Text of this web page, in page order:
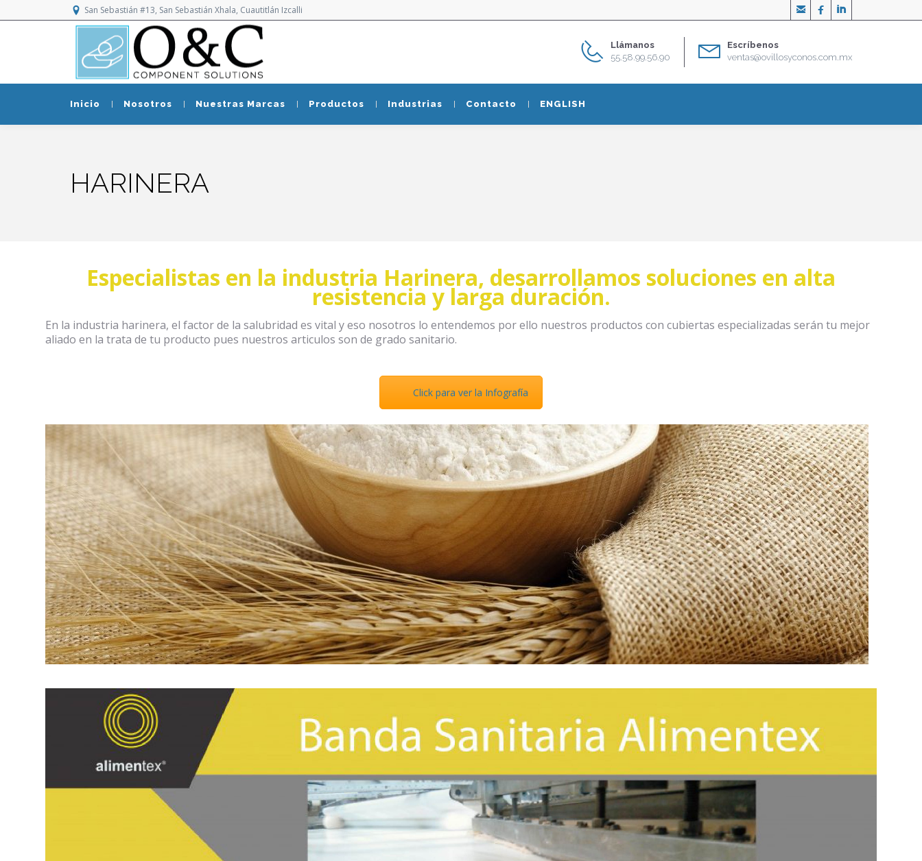
San Sebastián #13, San Sebastián Xhala, Cuautitlán Izcalli   
Escríbenos
ventas@ovillosyconos.com.mx
Llámanos
55.58.99.56.90
Inicio Nosotros Nuestras Marcas Productos Industrias Contacto ENGLISH
HARINERA
Especialistas en la industria Harinera, desarrollamos soluciones en alta
resistencia y larga duración.
En la industria harinera, el factor de la salubridad es vital y eso nosotros lo entendemos por ello nuestros productos con cubiertas especializadas serán tu mejor
aliado en la trata de tu producto pues nuestros articulos son de grado sanitario.
Click para ver la Infografía